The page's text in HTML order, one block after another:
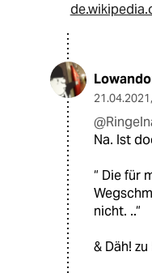
21.04.2021,
Na. Ist
“ Die für
nicht. ..“
& Däh!